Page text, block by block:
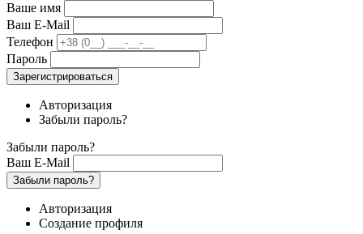
Ваше имя
Ваш E-Mail
Телефон
Пароль
Зарегистрироваться
Авторизация
Забыли пароль?
Забыли пароль?
Ваш E-Mail
Забыли пароль?
Авторизация
Создание профиля